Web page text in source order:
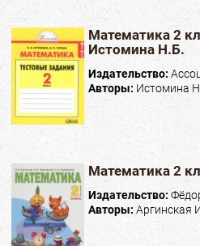
Математика 2
Истомина Н.Б.
Издательство:
Авторы: Истомина
Математика 2
Издательство:
Авторы: Аргинская